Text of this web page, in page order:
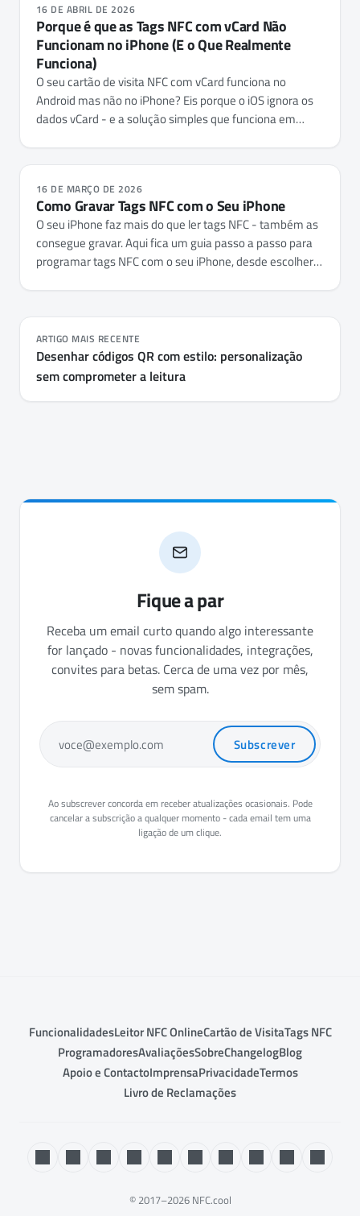
16 DE ABRIL DE 2026
Porque é que as Tags NFC com vCard Não
Funcionam no iPhone (E o Que Realmente
Funciona)
O seu cartão de visita NFC com vCard funciona no
Android mas não no iPhone? Eis porque o iOS ignora os
dados vCard - e a solução simples que funciona em
16 DE MARÇO DE 2026
Como Gravar Tags NFC com o Seu iPhone
O seu iPhone faz mais do que ler tags NFC - também as
consegue gravar. Aqui fica um guia passo a passo para
programar tags NFC com o seu iPhone, desde escolher
ARTIGO MAIS RECENTE
Desenhar códigos QR com estilo: personalização
sem comprometer a leitura
Fique a par
Receba um email curto quando algo interessante
for lançado - novas funcionalidades, integrações,
convites para betas. Cerca de uma vez por mês,
sem spam.
voce@exemplo.com Subscrever
Ao subscrever concorda em receber atualizações ocasionais. Pode
cancelar a subscrição a qualquer momento - cada email tem uma
ligação de um clique.
© 2017–2026 NFC.cool
FuncionalidadesLeitor NFC OnlineCartão de VisitaTags NFC
ProgramadoresAvaliaçõesSobreChangelogBlog
Apoio e ContactoImprensaPrivacidadeTermos
Livro de Reclamações